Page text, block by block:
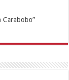
Carabobo”